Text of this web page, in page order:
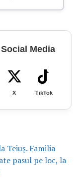
Media
X TikTok
Teiuș. Familia
pasul pe loc, la